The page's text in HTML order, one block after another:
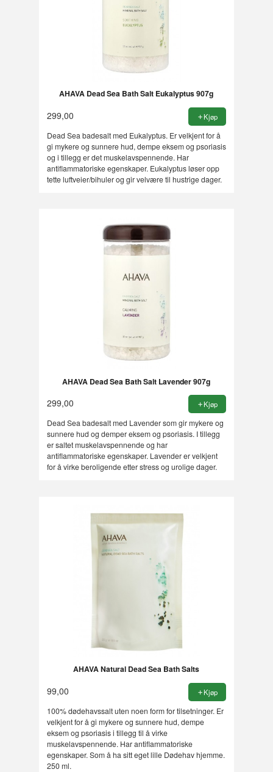
AHAVA Dead Sea Bath Salt Eukalyptus 907g
299,00 Kjøp
Dead Sea badesalt med Eukalyptus. Er velkjent for å
gi mykere og sunnere hud, dempe eksem og psoriasis
og i tillegg er det muskelavspennende. Har
antiflammatoriske egenskaper. Eukalyptus løser opp
tette luftveier/bihuler og gir velvære til hustrige dager.
AHAVA Dead Sea Bath Salt Lavender 907g
299,00 Kjøp
Dead Sea badesalt med Lavender som gir mykere og
sunnere hud og demper eksem og psoriasis. I tillegg
er saltet muskelavspennende og har
antiflammatoriske egenskaper. Lavender er velkjent
for å virke beroligende etter stress og urolige dager.
AHAVA Natural Dead Sea Bath Salts
99,00 Kjøp
100% dødehavssalt uten noen form for tilsetninger. Er
velkjent for å gi mykere og sunnere hud, dempe
eksem og psoriasis i tillegg til å virke
muskelavspennende. Har antiflammatoriske
egenskaper. Som å ha sitt eget lille Dødehav hjemme.
250 ml.